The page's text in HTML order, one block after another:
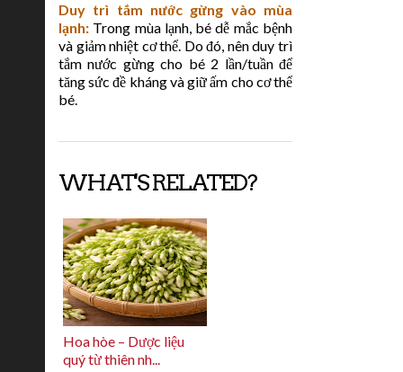
Duy trì tắm nước gừng vào mùa
lạnh: Trong mùa lạnh, bé dễ mắc bệnh
và giảm nhiệt cơ thể. Do đó, nên duy trì
tắm nước gừng cho bé 2 lần/tuần để
tăng sức đề kháng và giữ ấm cho cơ thể
bé.
WHAT'S RELATED?
Hoa hòe – Dược liệu
quý từ thiên nh...